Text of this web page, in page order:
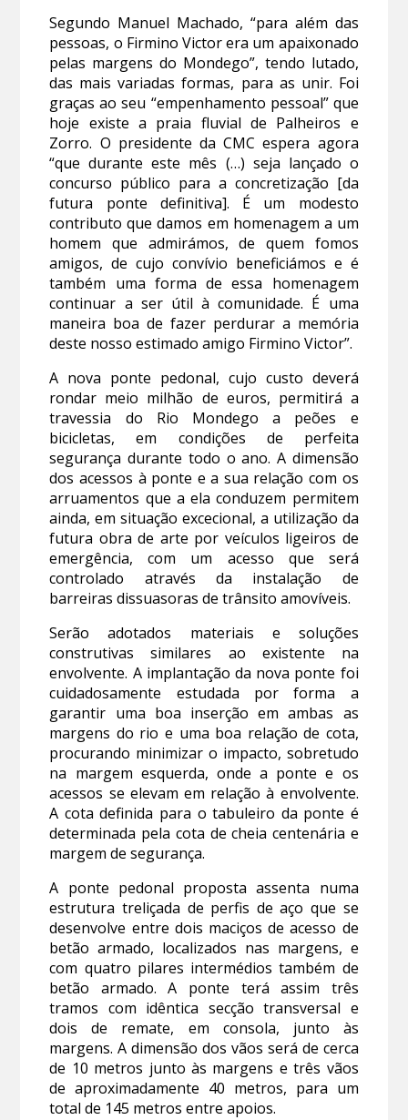
Segundo Manuel Machado, “para além das
pessoas, o Firmino Victor era um apaixonado
pelas margens do Mondego”, tendo lutado,
das mais variadas formas, para as unir. Foi
graças ao seu “empenhamento pessoal” que
hoje existe a praia fluvial de Palheiros e
Zorro. O presidente da CMC espera agora
“que durante este mês (…) seja lançado o
concurso público para a concretização [da
futura ponte definitiva]. É um modesto
contributo que damos em homenagem a um
homem que admirámos, de quem fomos
amigos, de cujo convívio beneficiámos e é
também uma forma de essa homenagem
continuar a ser útil à comunidade. É uma
maneira boa de fazer perdurar a memória
deste nosso estimado amigo Firmino Victor”.
A nova ponte pedonal, cujo custo deverá
rondar meio milhão de euros, permitirá a
travessia do Rio Mondego a peões e
bicicletas, em condições de perfeita
segurança durante todo o ano. A dimensão
dos acessos à ponte e a sua relação com os
arruamentos que a ela conduzem permitem
ainda, em situação excecional, a utilização da
futura obra de arte por veículos ligeiros de
emergência, com um acesso que será
controlado através da instalação de
barreiras dissuasoras de trânsito amovíveis.
Serão adotados materiais e soluções
construtivas similares ao existente na
envolvente. A implantação da nova ponte foi
cuidadosamente estudada por forma a
garantir uma boa inserção em ambas as
margens do rio e uma boa relação de cota,
procurando minimizar o impacto, sobretudo
na margem esquerda, onde a ponte e os
acessos se elevam em relação à envolvente.
A cota definida para o tabuleiro da ponte é
determinada pela cota de cheia centenária e
margem de segurança.
A ponte pedonal proposta assenta numa
estrutura treliçada de perfis de aço que se
desenvolve entre dois maciços de acesso de
betão armado, localizados nas margens, e
com quatro pilares intermédios também de
betão armado. A ponte terá assim três
tramos com idêntica secção transversal e
dois de remate, em consola, junto às
margens. A dimensão dos vãos será de cerca
de 10 metros junto às margens e três vãos
de aproximadamente 40 metros, para um
total de 145 metros entre apoios.